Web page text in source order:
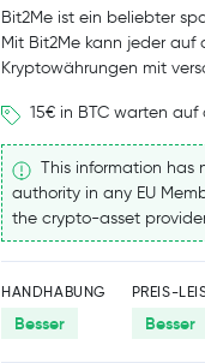
Bit2Me ist ein beliebter
Mit Bit2Me kann jeder auf
Kryptowährungen mit
15€ in BTC warten auf
This information has
authority in any EU
the crypto-asset
HANDHABUNG
Besser
PREIS-
Besser